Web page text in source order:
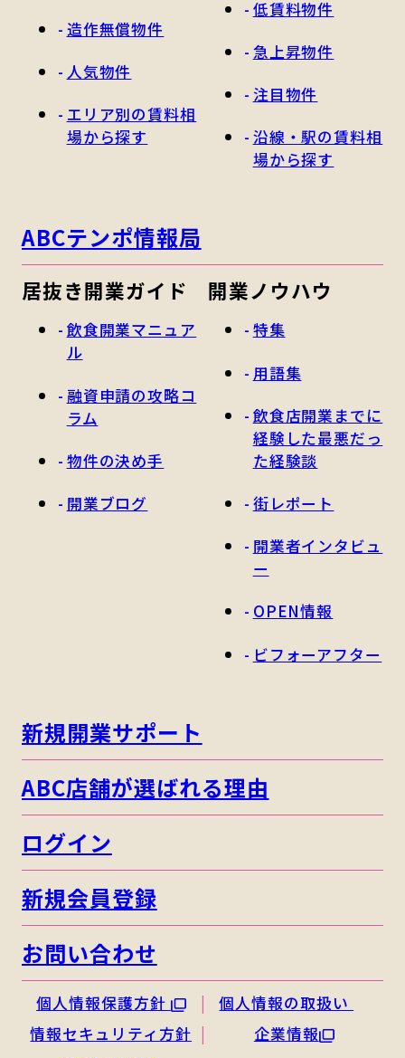
造作無償物件
人気物件
エリア別の賃料相
場から探す
低賃料物件
急上昇物件
注目物件
沿線・駅の賃料相
場から探す
ABCテンポ情報局
居抜き開業ガイド
飲食開業マニュア
ル
融資申請の攻略コ
ラム
物件の決め手
開業ブログ
開業ノウハウ
特集
用語集
飲食店開業までに
経験した最悪だっ
た経験談
街レポート
開業者インタビュ
ー
OPEN情報
ビフォーアフター
新規開業サポート
ABC店舗が選ばれる理由
ログイン
新規会員登録
お問い合わせ
個人情報保護方針
個人情報の取扱い
情報セキュリティ方針
企業情報